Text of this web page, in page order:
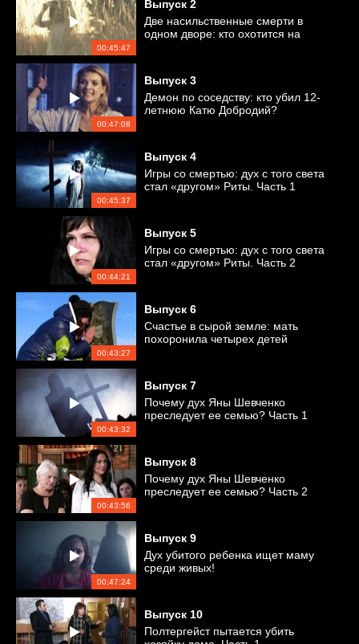
00:45:47
Выпуск 2
Две насильственные смерти в
одном дворе: кто охотится на
00:47:08
Выпуск 3
Демон по соседству: кто убил 12-
летнюю Катю Добродий?
00:45:37
Выпуск 4
Игры со смертью: дух с того света
стал «другом» Риты. Часть 1
00:44:21
Выпуск 5
Игры со смертью: дух с того света
стал «другом» Риты. Часть 2
00:43:27
Выпуск 6
Счастье в сырой земле: мать
похоронила четырех детей
00:43:32
Выпуск 7
Почему дух Яны Шевченко
преследует ее семью? Часть 1
00:43:56
Выпуск 8
Почему дух Яны Шевченко
преследует ее семью? Часть 2
00:47:24
Выпуск 9
Дух убитого ребенка ищет маму
среди живых!
Выпуск 10
Полтергейст пытается убить